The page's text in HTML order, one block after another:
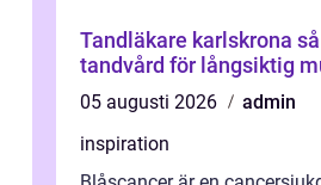
Tandläkare karlskrona så väljer du rätt
tandvård för långsiktig
05 augusti 2026
admin
inspiration